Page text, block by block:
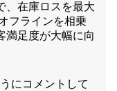
、在庫ロスを最大
フラインを相乗
満足度が大幅に向
にコメントして